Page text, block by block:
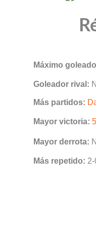
Máximo
Goleador rival:
Más partidos:
Mayor victoria:
Mayor derrota:
Más repetido: